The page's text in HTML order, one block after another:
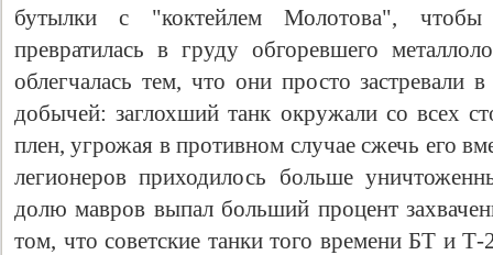
бутылки с "коктейлем Молотова", чтобы
превратилась в груду обгоревшего
облегчалась тем, что они просто застревали
добычей: заглохший танк окружали со всех
плен, угрожая в противном случае сжечь его
легионеров приходилось больше
долю мавров выпал больший процент
том, что советские танки того времени БТ и Т-